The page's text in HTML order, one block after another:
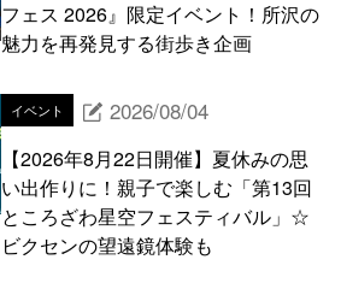
フェス 2026』限定イベント！所沢の
魅力を再発見する街歩き企画
イベント 2026/08/04
【2026年8月22日開催】夏休みの思
い出作りに！親子で楽しむ「第13回
ところざわ星空フェスティバル」☆
ビクセンの望遠鏡体験も